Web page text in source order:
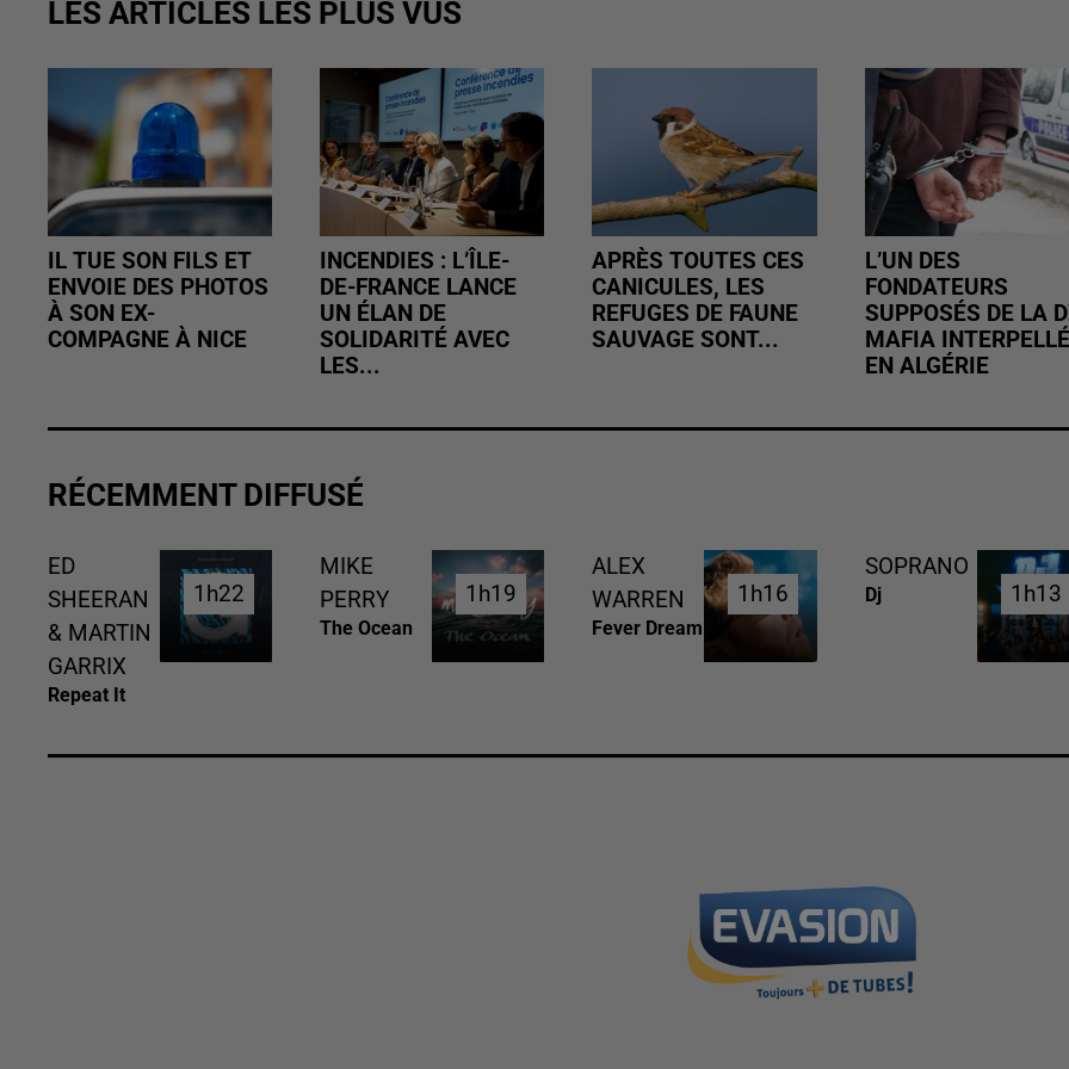
LES ARTICLES LES PLUS VUS
IL TUE SON FILS ET
ENVOIE DES PHOTOS
À SON EX-
COMPAGNE À NICE
INCENDIES : L’ÎLE-
DE-FRANCE LANCE
UN ÉLAN DE
SOLIDARITÉ AVEC
LES...
APRÈS TOUTES CES
CANICULES, LES
REFUGES DE FAUNE
SAUVAGE SONT...
L’UN DES
FONDATEURS
SUPPOSÉS DE LA
MAFIA INTERPELLÉ
EN ALGÉRIE
RÉCEMMENT DIFFUSÉ
ED
SHEERAN
& MARTIN
GARRIX
Repeat It
1h22
1h22
MIKE
PERRY
The Ocean
1h19
1h19
ALEX
WARREN
Fever Dream
1h16
1h16
SOPRANO
Dj 1h13
1h13